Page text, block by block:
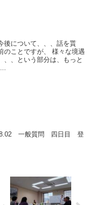
後について、、、話を貰
のことですが、 様々な境遇
、、という部分は、もっと
一般質問 四日目 登